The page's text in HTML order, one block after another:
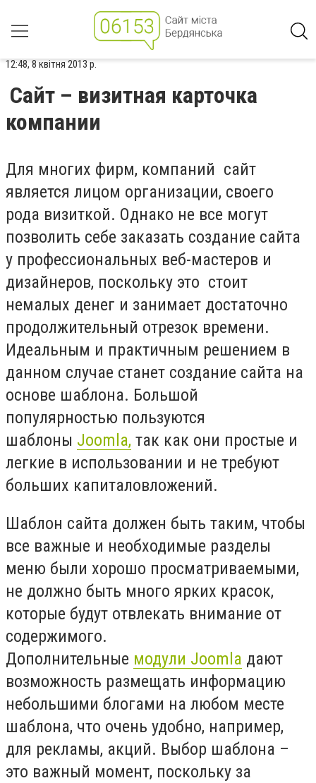
12:48, 8 квітня 2013 р.
Сайт – визитная карточка
компании
Для многих фирм, компаний сайт
является лицом организации, своего
рода визиткой. Однако не все могут
позволить себе заказать создание сайта
у профессиональных веб-мастеров и
дизайнеров, поскольку это стоит
немалых денег и занимает достаточно
продолжительный отрезок времени.
Идеальным и практичным решением в
данном случае станет создание сайта на
основе шаблона. Большой
популярностью пользуются
шаблоны Joomla, так как они простые и
легкие в использовании и не требуют
больших капиталовложений.
Шаблон сайта должен быть таким, чтобы
все важные и необходимые разделы
меню были хорошо просматриваемыми,
не должно быть много ярких красок,
которые будут отвлекать внимание от
содержимого.
Дополнительные модули Joomla дают
возможность размещать информацию
небольшими блогами на любом месте
шаблона, что очень удобно, например,
для рекламы, акций. Выбор шаблона –
это важный момент, поскольку за